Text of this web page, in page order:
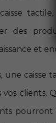
des
et
une caisse
vos clients.